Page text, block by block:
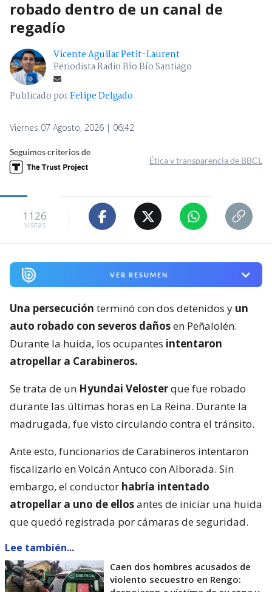
robado dentro de un canal de
regadío
Vicente Aguilar Petit-Laurent
Periodista Radio Bío Bío Santiago
Publicado porFelipe Delgado
Viernes 07 Agosto, 2026 | 06:42
Seguimos criterios de
Ética y transparencia de BBCL
1126
visitas
VER RESUMEN
Una persecución terminó con dos detenidos y un
auto robado con severos dañosen Peñalolén.
Durante la huida, los ocupantes intentaron
atropellar a Carabineros.
Se trata de un Hyundai Velosterque fue robado
durante las últimas horas en La Reina. Durante la
madrugada, fue visto circulando contra el tránsito.
Ante esto, funcionarios de Carabineros intentaron
fiscalizarlo en Volcán Antuco con Alborada. Sin
embargo, el conductor habría intentado
atropellar a uno de ellosantes de iniciar una huida
que quedó registrada por cámaras de seguridad.
Lee también...
Caen dos hombres acusados de
violento secuestro en Rengo: